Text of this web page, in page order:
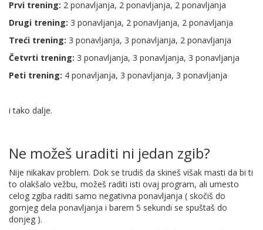
Prvi trening: 2 ponavljanja, 2 ponavljanja, 2 ponavljanja
Drugi trening: 3 ponavljanja, 2 ponavljanja, 2 ponavljanja
Treći trening: 3 ponavljanja, 3 ponavljanja, 2 ponavljanja
Četvrti trening: 3 ponavljanja, 3 ponavljanja, 3 ponavljanja
Peti trening: 4 ponavljanja, 3 ponavljanja, 3 ponavljanja
i tako dalje.
Ne možeš uraditi ni jedan zgib?
Nije nikakav problem. Dok se trudiš da skineš višak masti da bi ti
to olakšalo vežbu, možeš raditi isti ovaj program, ali umesto
celog zgiba raditi samo negativna ponavljanja ( skočiš do
gornjeg dela ponavljanja i barem 5 sekundi se spuštaš do
donjeg ).